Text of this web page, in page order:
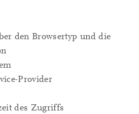
den Browsertyp und die
Provider
des Zugriffs